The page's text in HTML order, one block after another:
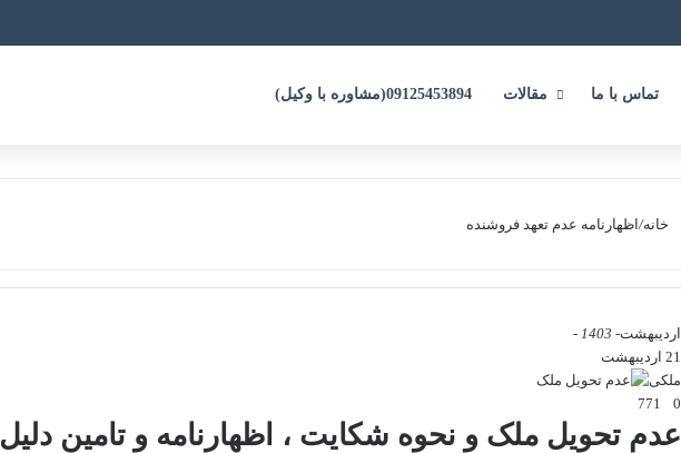
تماس با ما مقالات 09125453894(مشاوره با وکیل)
خانه/اظهارنامه عدم تعهد فروشنده
اردیبهشت- 1403 -
21 اردیبهشت
ملکی
0
عدم تحویل ملک و نحوه شکایت ، اظهارنامه و تامین دلیل